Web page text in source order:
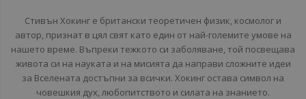
Стивън Хокинг е британски теоретичен физик, космолог и
автор, признат в цял свят като един от най-големите умове на
нашето време. Въпреки тежкото си заболяване, той посвещава
живота си на науката и на мисията да направи сложните идеи
за Вселената достъпни за всички. Хокинг остава символ на
човешкия дух, любопитството и силата на знанието.